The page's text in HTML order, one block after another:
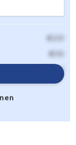
€20
€10
€6,40